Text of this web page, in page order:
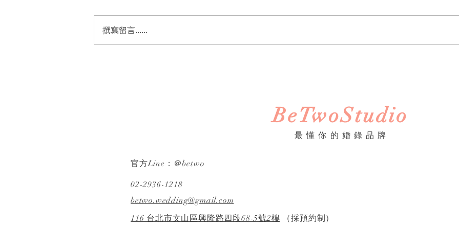
撰寫留言......
​BeTwoStudio
​最 懂 你 的 婚 錄 品 牌
官方Line：＠betwo
02-2936-1218
betwo.wedding@gmail.com
116 台北市文山區興隆路四段68-5號2樓 （採預約制）